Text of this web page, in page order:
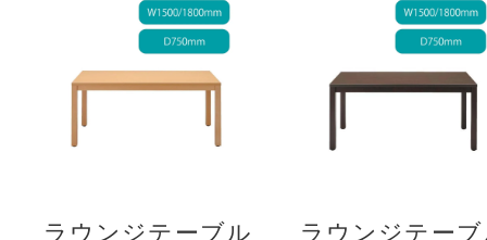
ラウンジテーブル
ラウンジテー